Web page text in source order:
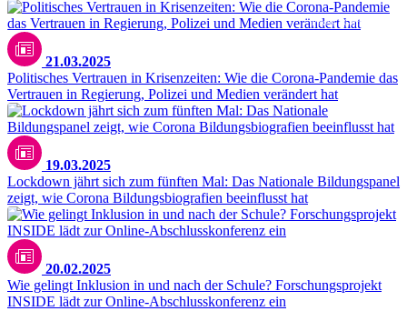
Pexels / Gerrit Wilcke
21.03.2025
Politisches Vertrauen in Krisenzeiten: Wie die Corona-Pandemie das
Vertrauen in Regierung, Polizei und Medien verändert hat
19.03.2025
Lockdown jährt sich zum fünften Mal: Das Nationale Bildungspanel
zeigt, wie Corona Bildungsbiografien beeinflusst hat
20.02.2025
Wie gelingt Inklusion in und nach der Schule? Forschungsprojekt
INSIDE lädt zur Online-Abschlusskonferenz ein